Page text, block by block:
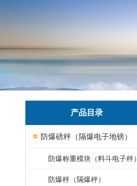
产品目录
防爆磅秤（隔爆电子地镑）
防爆称重模块（料斗电子秤）
防爆秤（隔爆秤）